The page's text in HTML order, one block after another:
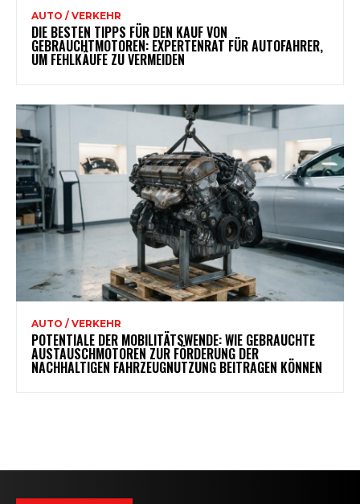
AUTO / VERKEHR
DIE BESTEN TIPPS FÜR DEN KAUF VON
GEBRAUCHTMOTOREN: EXPERTENRAT FÜR AUTOFAHRER,
UM FEHLKÄUFE ZU VERMEIDEN
AUTO / VERKEHR
POTENTIALE DER MOBILITÄTSWENDE: WIE GEBRAUCHTE
AUSTAUSCHMOTOREN ZUR FÖRDERUNG DER
NACHHALTIGEN FAHRZEUGNUTZUNG BEITRAGEN KÖNNEN